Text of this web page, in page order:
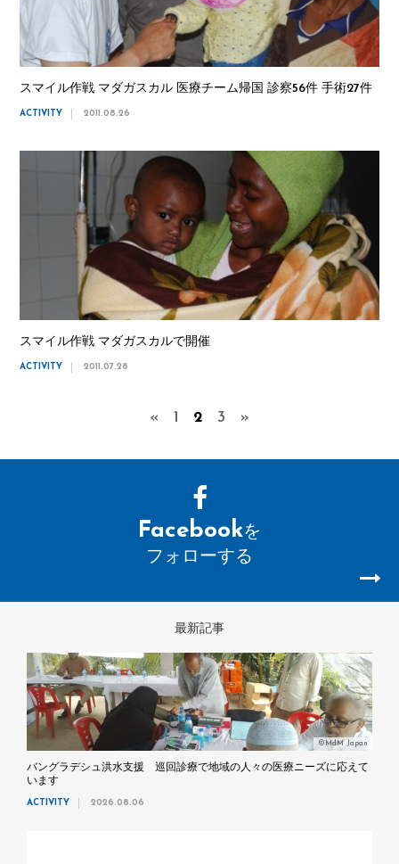
スマイル作戦 マダガスカル 医療チーム帰国 診察56件 手術27件
ACTIVITY 2011.08.26
スマイル作戦 マダガスカルで開催
ACTIVITY 2011.07.28
« 1 2 3 »
Facebookを
フォローする
最新記事
©MdM Japan
バングラデシュ洪水支援 巡回診療で地域の人々の医療ニーズに応えて
います
ACTIVITY 2026.08.06